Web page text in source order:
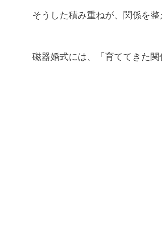
そうした積み重ねが、関係を整
磁器婚式には、「育ててきた